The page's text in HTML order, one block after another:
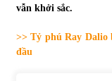
vẫn khởi sắc.
>> Tỷ phú Ray
đầu